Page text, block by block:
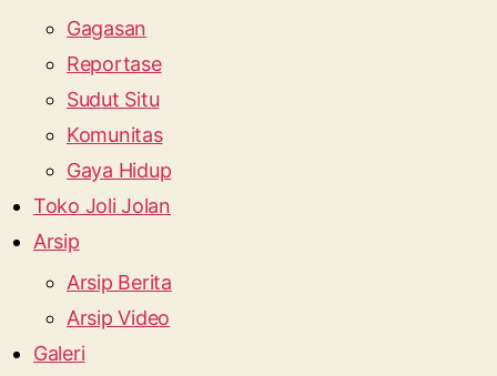
Gagasan
Reportase
Sudut Situ
Komunitas
Gaya Hidup
Toko Joli Jolan
Arsip
Arsip Berita
Arsip Video
Galeri